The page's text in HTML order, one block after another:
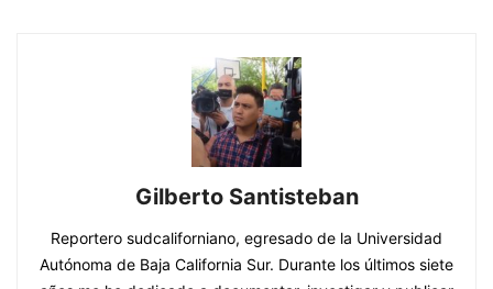
Gilberto Santisteban
Reportero sudcaliforniano, egresado de la Universidad
Autónoma de Baja California Sur. Durante los últimos siete